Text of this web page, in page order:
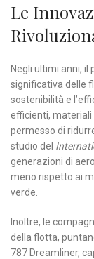
Le
Negli ultimi anni, il
significativa delle
sostenibilità e
efficienti, materiali
permesso di
studio del
generazioni di
meno rispetto ai
verde.
Inoltre, le
della flotta,
787 Dreamliner,